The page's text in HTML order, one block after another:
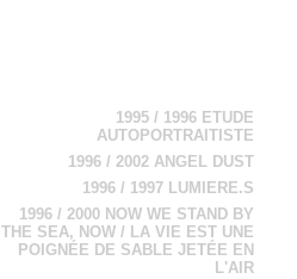
1995 / 1996 ETUDE
AUTOPORTRAITISTE
1996 / 2002 ANGEL DUST
1996 / 1997 LUMIERE.S
1996 / 2000 NOW WE STAND BY
THE SEA, NOW / LA VIE EST UNE
POIGNÉE DE SABLE JETÉE EN
L'AIR